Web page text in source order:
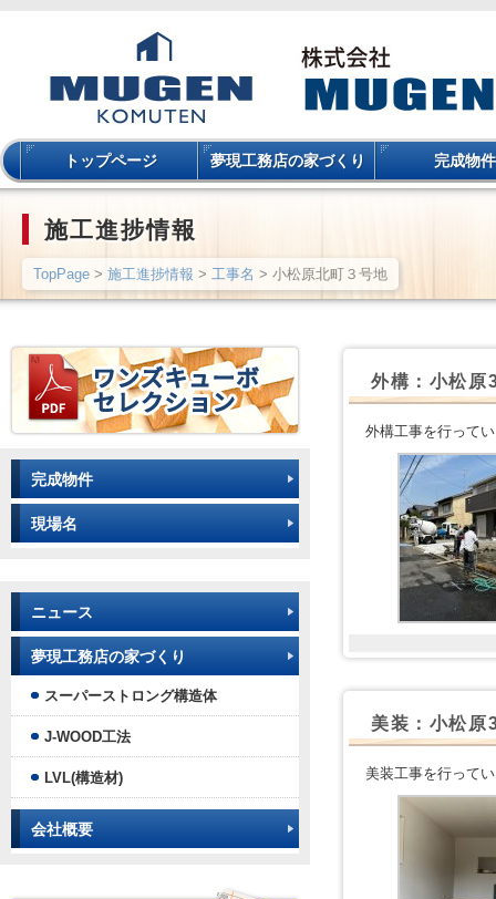
トップページ 夢現工務店の家づくり 完成物件
施工進捗情報
TopPage > 施工進捗情報 > 工事名 > 小松原北町３号地
外構：小松原
外構工事を行って
美装：小松原
美装工事を行って
完成物件
現場名
ニュース
夢現工務店の家づくり
スーパーストロング構造体
J-WOOD工法
LVL(構造材)
会社概要